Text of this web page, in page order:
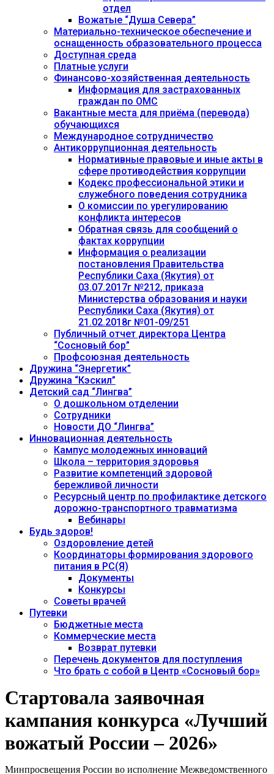
отдел
Вожатые “Душа Севера”
Материально-техническое обеспечение и
оснащенность образовательного процесса
Доступная среда
Платные услуги
Финансово-хозяйственная деятельность
Информация для застрахованных
граждан по ОМС
Вакантные места для приёма (перевода)
обучающихся
Международное сотрудничество
Антикоррупционная деятельность
Нормативные правовые и иные акты в
сфере противодействия коррупции
Кодекс профессиональной этики и
служебного поведения сотрудника
О комиссии по урегулированию
конфликта интересов
Обратная связь для сообщений о
фактах коррупции
Информация о реализации
постановления Правительства
Республики Саха (Якутия) от
03.07.2017г №212, приказа
Министерства образования и науки
Республики Саха (Якутия) от
21.02.2018г №01-09/251
Публичный отчет директора Центра
“Сосновый бор”
Профсоюзная деятельность
Дружина “Энергетик”
Дружина “Кэскил”
Детский сад “Лингва”
О дошкольном отделении
Сотрудники
Новости ДО “Лингва”
Инновационная деятельность
Кампус молодежных инноваций
Школа – территория здоровья
Развитие компетенций здоровой
бережливой личности
Ресурсный центр по профилактике детского
дорожно-транспортного травматизма
Вебинары
Будь здоров!
Оздоровление детей
Координаторы формирования здорового
питания в РС(Я)
Документы
Конкурсы
Советы врачей
Путевки
Бюджетные места
Коммерческие места
Возврат путевки
Перечень документов для поступления
Что брать с собой в Центр «Сосновый бор»
Стартовала заявочная
кампания конкурса «Лучший
вожатый России – 2026»
Минпросвещения России во исполнение Межведомственного